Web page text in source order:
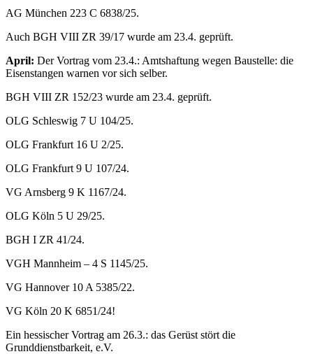
AG München 223 C 6838/25.
Auch BGH VIII ZR 39/17 wurde am 23.4. geprüft.
April: Der Vortrag vom 23.4.: Amtshaftung wegen Baustelle: die
Eisenstangen warnen vor sich selber.
BGH VIII ZR 152/23 wurde am 23.4. geprüft.
OLG Schleswig 7 U 104/25.
OLG Frankfurt 16 U 2/25.
OLG Frankfurt 9 U 107/24.
VG Arnsberg 9 K 1167/24.
OLG Köln 5 U 29/25.
BGH I ZR 41/24.
VGH Mannheim – 4 S 1145/25.
VG Hannover 10 A 5385/22.
VG Köln 20 K 6851/24!
Ein hessischer Vortrag am 26.3.: das Gerüst stört die
Grunddienstbarkeit, e.V.